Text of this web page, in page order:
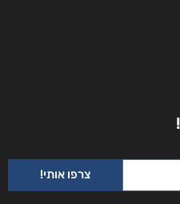
צרפו אותי!